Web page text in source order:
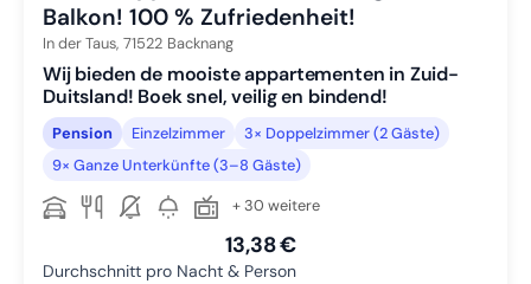
Balkon! 100 % Zufriedenheit!
In der Taus, 71522 Backnang
Wij bieden de mooiste appartementen in Zuid-
Duitsland! Boek snel, veilig en bindend!
Pension Einzelzimmer
3× Doppelzimmer (2 Gäste)
9× Ganze Unterkünfte (3–8 Gäste)
+ 30 weitere
13,38 €
Durchschnitt pro Nacht & Person